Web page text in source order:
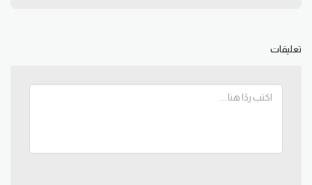
تعليقات